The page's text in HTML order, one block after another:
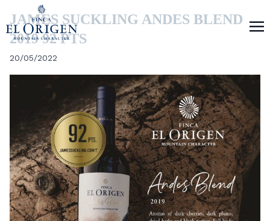
JAMES SUCKLING ANDES BLEND
2019 92 PTS
20/05/2022